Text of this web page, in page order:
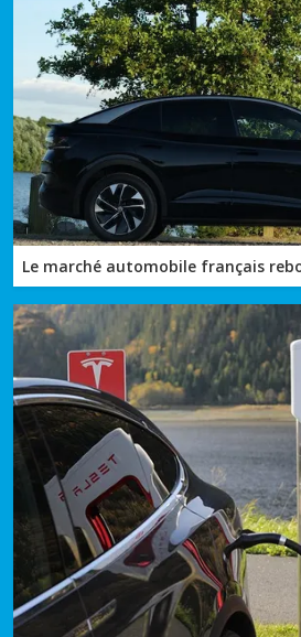
Le marché automobile français